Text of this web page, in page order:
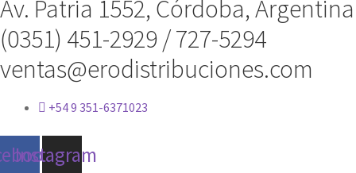
Av. Patria 1552, Córdoba, Argentina
(0351) 451-2929 / 727-5294
ventas@erodistribuciones.com
+54 9 351-6371023
Instagram